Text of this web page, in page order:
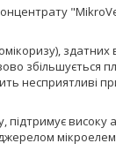
збільшується
несприятливі
високу